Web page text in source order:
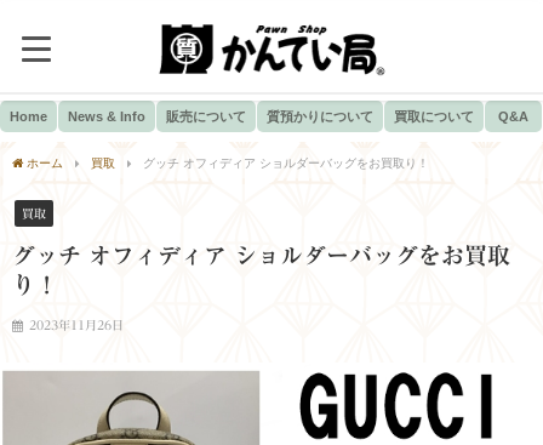
Home News & Info 販売について 質預かりについて 買取について Q&A
ホーム 買取 グッチ オフィディア ショルダーバッグをお買取り！
買取
グッチ オフィディア ショルダーバッグをお買取
り！
2023年11月26日